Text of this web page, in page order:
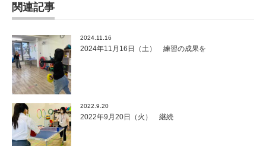
関連記事
2024.11.16
2024年11月16日（土） 練習の成果を
2022.9.20
2022年9月20日（火） 継続